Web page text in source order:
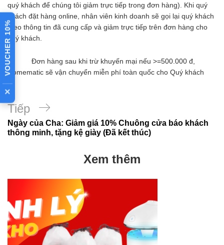
quý khách để chúng tôi giảm trực tiếp trong đơn hàng). Khi quý
khách đặt hàng online, nhân viên kinh doanh sẽ gọi lại quý khách
theo thông tin đã cung cấp và giảm trực tiếp trên đơn hàng cho
quý khách.
– Đơn hàng sau khi trừ khuyến mại nếu >=500.000 đ,
Homematic sẽ vận chuyển miễn phí toàn quốc cho Quý khách
Bài
tiếp
Tiếp
Ngày của Cha: Giảm giá 10% Chuông cửa báo khách
thông minh, tặng kệ giày (Đã kết thúc)
Xem thêm
VOUCHER 10%
×